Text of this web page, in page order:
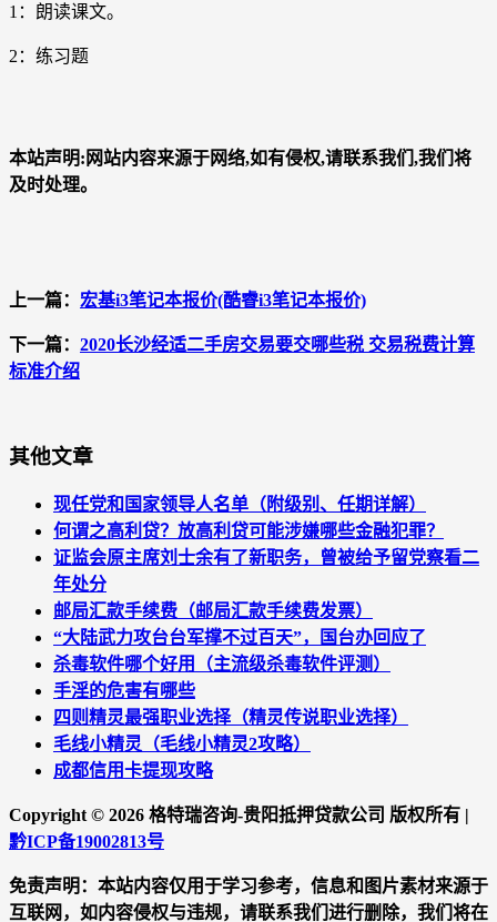
1：朗读课文。
2：练习题
本站声明:网站内容来源于网络,如有侵权,请联系我们,我们将
及时处理。
上一篇： 宏基i3笔记本报价(酷睿i3笔记本报价)
下一篇： 2020长沙经适二手房交易要交哪些税 交易税费计算
标准介绍
其他文章
现任党和国家领导人名单（附级别、任期详解）
何谓之高利贷？放高利贷可能涉嫌哪些金融犯罪？
证监会原主席刘士余有了新职务，曾被给予留党察看二
年处分
邮局汇款手续费（邮局汇款手续费发票）
“大陆武力攻台台军撑不过百天”，国台办回应了
杀毒软件哪个好用（主流级杀毒软件评测）
手淫的危害有哪些
四则精灵最强职业选择（精灵传说职业选择）
毛线小精灵（毛线小精灵2攻略）
成都信用卡提现攻略
Copyright © 2026 格特瑞咨询-贵阳抵押贷款公司 版权所有 |
黔ICP备19002813号
免责声明：本站内容仅用于学习参考，信息和图片素材来源于
互联网，如内容侵权与违规，请联系我们进行删除，我们将在